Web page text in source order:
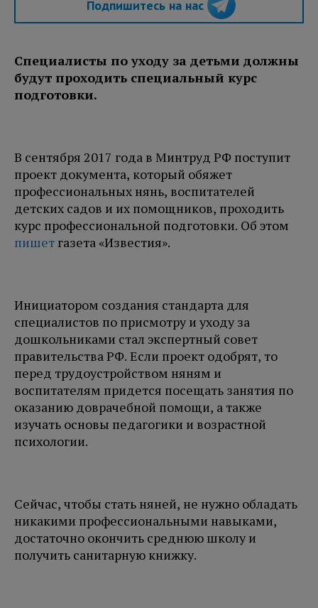
Подпишитесь на нас
Специалисты по уходу за детьми должны
будут проходить специальный курс
подготовки.
В сентября 2017 года в Минтруд РФ поступит
проект документа, который обяжет
профессиональных нянь, воспитателей
детских садов и их помощников, проходить
курс профессиональной подготовки. Об этом
пишет газета «Известия».
Инициатором создания стандарта для
специалистов по присмотру и уходу за
дошкольниками стал экспертный совет
правительства РФ. Если проект одобрят, то
перед трудоустройством няням и
воспитателям придется посещать занятия по
оказанию доврачебной помощи, а также
изучать основы педагогики и возрастной
психологии.
Сейчас, чтобы стать няней, не нужно обладать
никакими профессиональными навыками,
достаточно окончить среднюю школу и
получить санитарную книжку.